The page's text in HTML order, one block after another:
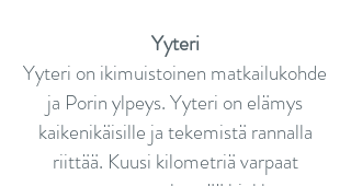
Yyteri
Yyteri on ikimuistoinen matkailukohde
ja Porin ylpeys.Yyteri on elämys
kaikenikäisille ja tekemistä rannalla
riittää. Kuusi kilometriä varpaat